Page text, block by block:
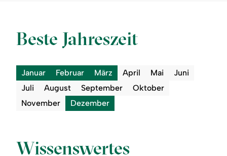
Beste Jahreszeit
Januar Februar März April Mai
Juni
Juli
August September
Oktober
November
Dezember
Wissenswertes